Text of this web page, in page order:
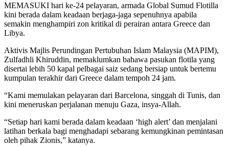
MEMASUKI hari ke-24 pelayaran, armada Global Sumud Flotilla
kini berada dalam keadaan berjaga-jaga sepenuhnya apabila
semakin menghampiri zon kritikal di perairan antara Greece dan
Libya.
Aktivis Majlis Perundingan Pertubuhan Islam Malaysia (MAPIM),
Zulfadhli Khiruddin, memaklumkan bahawa pasukan flotila yang
disertai lebih 50 kapal pelbagai saiz sedang bersiap untuk bertemu
kumpulan terakhir dari Greece dalam tempoh 24 jam.
“Kami memulakan pelayaran dari Barcelona, singgah di Tunis, dan
kini meneruskan perjalanan menuju Gaza, insya-Allah.
“Setiap hari kami berada dalam keadaan ‘high alert’ dan menjalani
latihan berkala bagi menghadapi sebarang kemungkinan pemintasan
oleh pihak Zionis,” katanya.